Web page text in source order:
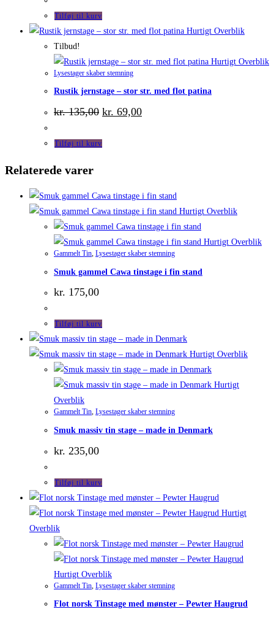
Tilføj til kurv
Hurtigt Overblik
Tilbud!
Hurtigt Overblik
Lysestager skaber stemning
Rustik jernstage – stor str. med flot patina
kr.135,00 Den
oprindelige
var:
kr. 69,00Den
aktuelle
Tilføj til kurv
Relaterede varer
Hurtigt Overblik
Hurtigt Overblik
Gammelt Tin, Lysestager skaber stemning
Smuk gammel Cawa tinstage i fin stand
kr. 175,00
Tilføj til kurv
Hurtigt Overblik
Hurtigt
Overblik
Gammelt Tin, Lysestager skaber stemning
Smuk massiv tin stage – made in Denmark
kr. 235,00
Tilføj til kurv
Hurtigt
Overblik
Hurtigt Overblik
Gammelt Tin Lysestager skaber stemning
Flot norsk Tinstage med mønster – Pewter Haugrud